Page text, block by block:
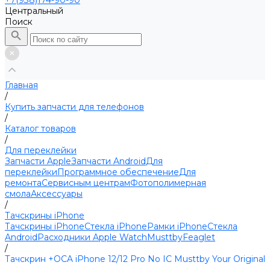
Центральный
Поиск
Главная
/
Купить запчасти для телефонов
/
Каталог товаров
/
Для переклейки
Запчасти AppleЗапчасти AndroidДля
переклейкиПрограммное обеспечениеДля
ремонтаСервисным центрамФотополимерная
смолаАксессуары
/
Тачскрины iPhone
Тачскрины iPhoneСтекла iPhoneРамки iPhoneСтекла
AndroidРасходники Apple WatchMusttbyFeaglet
/
Тачскрин +OCA iPhone 12/12 Pro No IC Musttby Your Original